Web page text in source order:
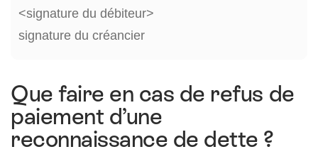
<signature du débiteur>
signature du créancier
Que faire en cas de refus de
paiement d’une
reconnaissance de dette ?